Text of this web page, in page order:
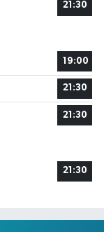
21:30
19:00
21:30
21:30
21:30